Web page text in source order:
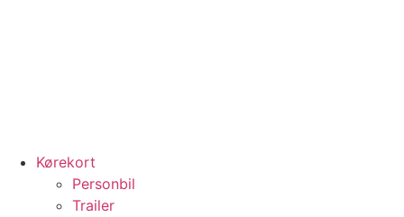
Kørekort
Personbil
Trailer